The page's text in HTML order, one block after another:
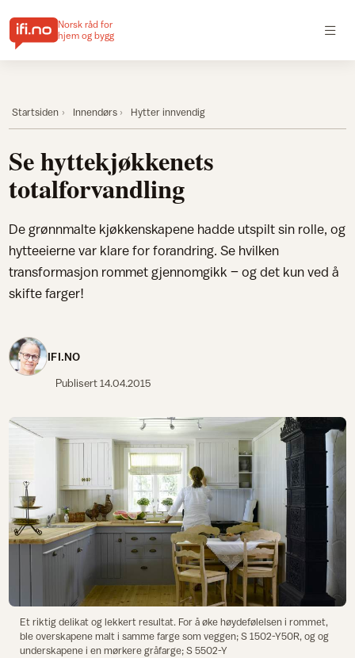
Norsk råd for
hjem og bygg
Startsiden Innendørs Hytter innvendig
Se hyttekjøkkenets
totalforvandling
De grønnmalte kjøkkenskapene hadde utspilt sin rolle, og
hytteeierne var klare for forandring. Se hvilken
transformasjon rommet gjennomgikk – og det kun ved å
skifte farger!
IFI.NO
Publisert14.04.2015
Et riktig delikat og lekkert resultat. For å øke høydefølelsen i rommet,
ble overskapene malt i samme farge som veggen; S 1502-Y50R, og og
underskapene i en mørkere gråfarge; S 5502-Y